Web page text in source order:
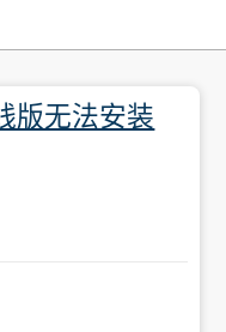
版无法安装